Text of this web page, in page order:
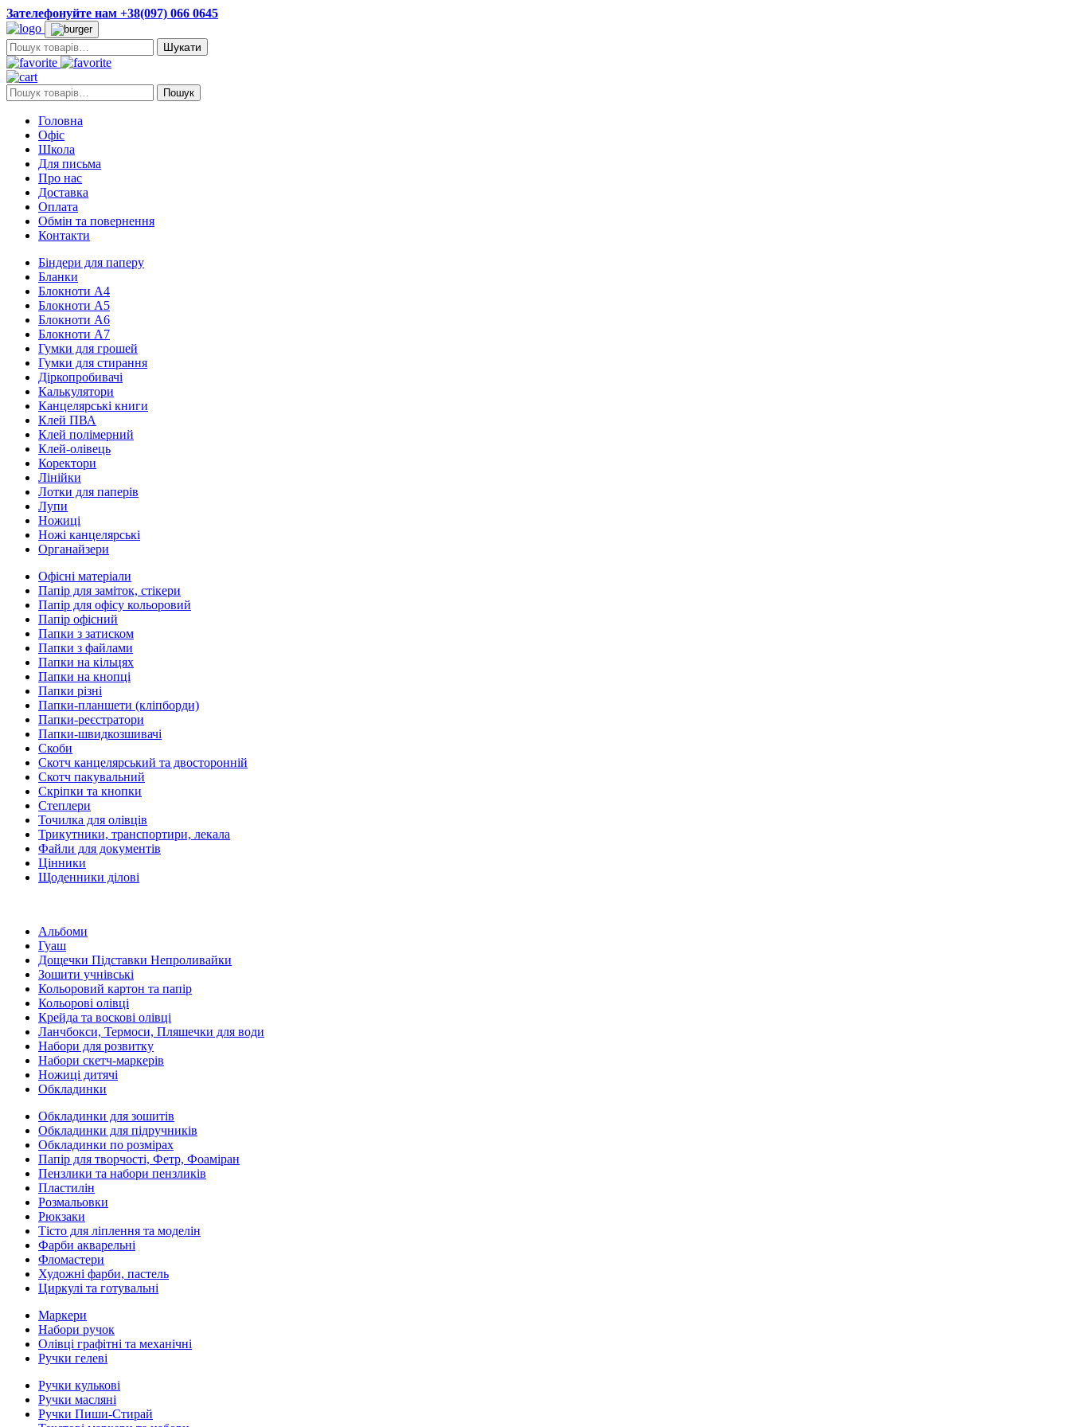
Зателефонуйте нам +38(097) 066 0645
Пошук:
Пошук: Пошук
Головна
Офіс
Школа
Для письма
Про нас
Доставка
Оплата
Обмін та повернення
Контакти
Біндери для паперу
Бланки
Блокноти А4
Блокноти А5
Блокноти А6
Блокноти А7
Гумки для грошей
Гумки для стирання
Діркопробивачі
Калькулятори
Канцелярські книги
Клей ПВА
Клей полімерний
Клей-олівець
Коректори
Лінійки
Лотки для паперів
Лупи
Ножиці
Ножі канцелярські
Органайзери
Офісні матеріали
Папір для заміток, стікери
Папір для офісу кольоровий
Папір офісний
Папки з затиском
Папки з файлами
Папки на кільцях
Папки на кнопці
Папки різні
Папки-планшети (кліпборди)
Папки-реєстратори
Папки-швидкозшивачі
Скоби
Скотч канцелярський та двосторонній
Скотч пакувальний
Скріпки та кнопки
Степлери
Точилка для олівців
Трикутники, транспортири, лекала
Файли для документів
Цінники
Щоденники ділові
Альбоми
Гуаш
Дощечки Підставки Непроливайки
Зошити учнівські
Кольоровий картон та папір
Кольорові олівці
Крейда та воскові олівці
Ланчбокси, Термоси, Пляшечки для води
Набори для розвитку
Набори скетч-маркерів
Ножиці дитячі
Обкладинки
Обкладинки для зошитів
Обкладинки для підручників
Обкладинки по розмірах
Папір для творчості, Фетр, Фоаміран
Пензлики та набори пензликів
Пластилін
Розмальовки
Рюкзаки
Тісто для ліплення та моделін
Фарби акварельні
Фломастери
Художні фарби, пастель
Циркулі та готувальні
Маркери
Набори ручок
Олівці графітні та механічні
Ручки гелеві
Ручки кулькові
Ручки масляні
Ручки Пиши-Стирай